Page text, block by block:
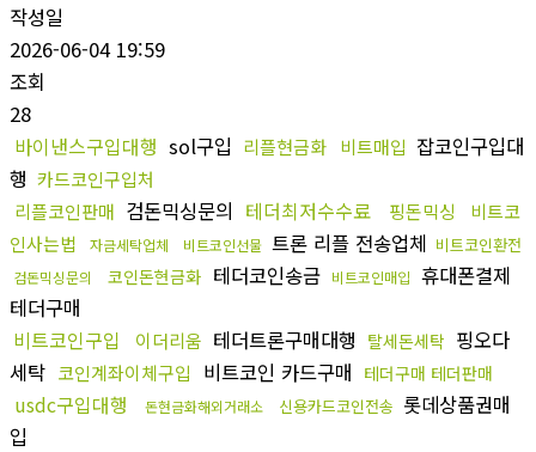
작성일
2026-06-04 19:59
조회
28
바이낸스구입대행 sol구입 리플현금화 비트매입 잡코인구입대
행 카드코인구입처
리플코인판매 검돈믹싱문의 테더최저수수료 핑돈믹싱
비트코
인사는법
자금세탁업체 비트코인선물 트론 리플 전송업체 비트코인환전
검돈믹싱문의 코인돈현금화 테더코인송금 비트코인매입 휴대폰결제
테더구매
비트코인구입
이더리움 테더트론구매대행 탈세돈세탁 핑오다
세탁 코인계좌이체구입 비트코인 카드구매 테더구매 테더판매
usdc구입대행 돈현금화해외거래소 신용카드코인전송 롯데상품권매
입